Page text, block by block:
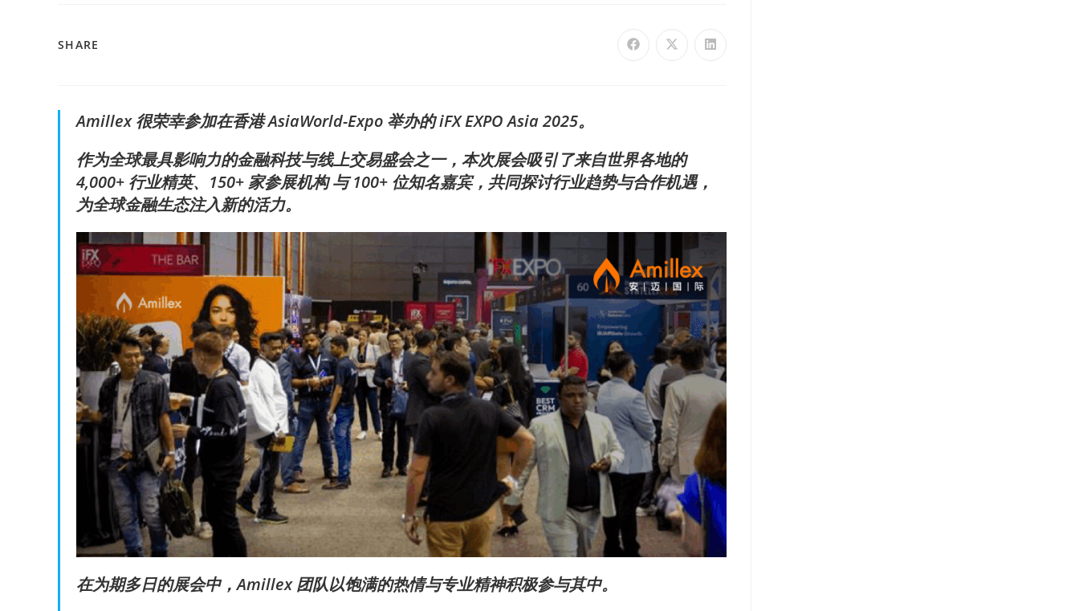
SHARE
Amillex 很荣幸参加在香港 AsiaWorld-Expo 举办的 iFX EXPO Asia 2025。
作为全球最具影响力的金融科技与线上交易盛会之一，本次展会吸引了来自世界各地的
4,000+ 行业精英、150+ 家参展机构 与 100+ 位知名嘉宾，共同探讨行业趋势与合作机遇，
为全球金融生态注入新的活力。
在为期多日的展会中，Amillex 团队以饱满的热情与专业精神积极参与其中。